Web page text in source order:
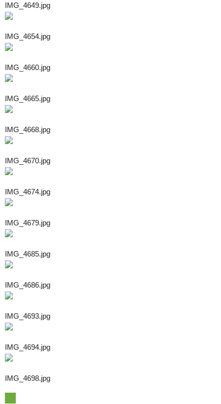
IMG_4649.jpg
IMG_4654.jpg
IMG_4660.jpg
IMG_4665.jpg
IMG_4668.jpg
IMG_4670.jpg
IMG_4674.jpg
IMG_4679.jpg
IMG_4685.jpg
IMG_4686.jpg
IMG_4693.jpg
IMG_4694.jpg
IMG_4698.jpg